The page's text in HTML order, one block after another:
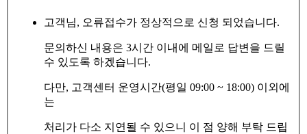
고객님, 오류접수가 정상적으로 신청 되었습니다.
문의하신 내용은 3시간 이내에 메일로 답변을 드릴
수 있도록 하겠습니다.
다만, 고객센터 운영시간(평일 09:00 ~ 18:00) 이외에
는
처리가 다소 지연될 수 있으니 이 점 양해 부탁 드립